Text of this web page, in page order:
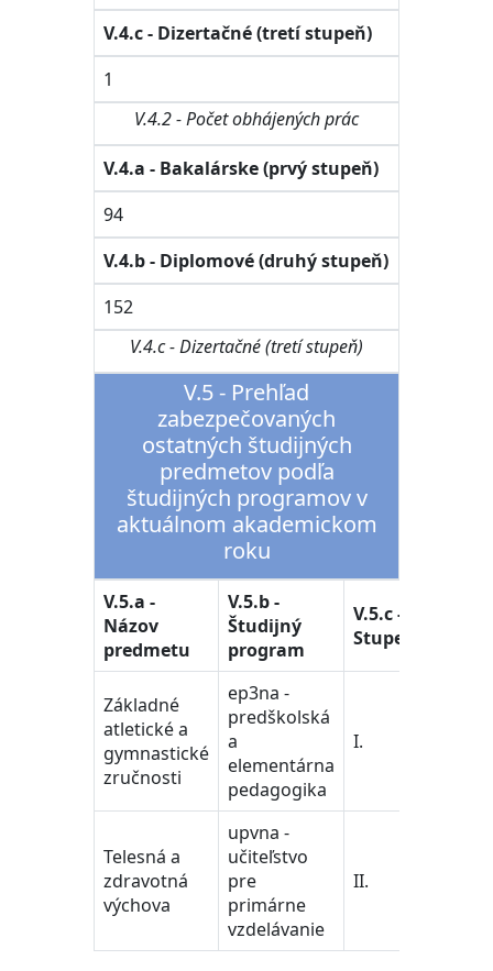
V.4.c - Dizertačné (tretí stupeň)
1
V.4.2 - Počet obhájených prác
V.4.a - Bakalárske (prvý stupeň)
94
V.4.b - Diplomové (druhý stupeň)
152
V.4.c - Dizertačné (tretí stupeň)
V.5 - Prehľad
zabezpečovaných
ostatných študijných
predmetov podľa
študijných programov v
aktuálnom akademickom
roku
V.5.a -
Názov
predmetu
V.5.b -
Študijný
program
V.5.c -
Stupeň
Základné
atletické a
gymnastické
zručnosti
ep3na -
predškolská
a
elementárna
pedagogika
I.
Telesná a
zdravotná
výchova
upvna -
učiteľstvo
pre
primárne
vzdelávanie
II.